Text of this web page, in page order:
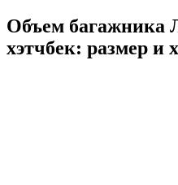
Объем багажника
хэтчбек: размер и